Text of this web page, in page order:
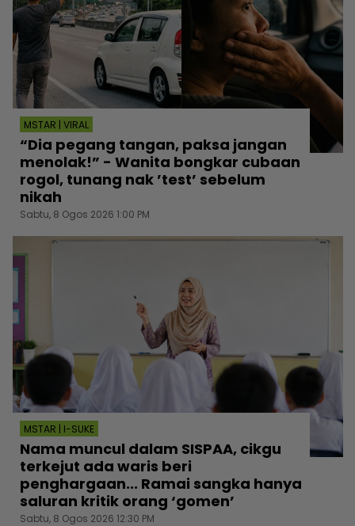
MSTAR | VIRAL
“Dia pegang tangan, paksa jangan
menolak!” - Wanita bongkar cubaan
rogol, tunang nak ’test’ sebelum
nikah
Sabtu, 8 Ogos 2026 1:00 PM
MSTAR | I-SUKE
Nama muncul dalam SISPAA, cikgu
terkejut ada waris beri
penghargaan... Ramai sangka hanya
saluran kritik orang ‘gomen’
Sabtu, 8 Ogos 2026 12:30 PM